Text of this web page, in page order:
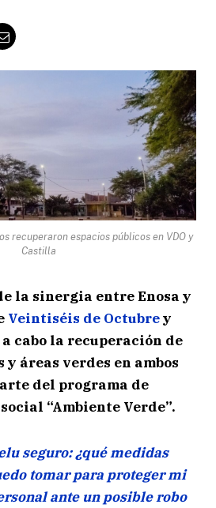
recuperaron espacios públicos en VDO y
Castilla
la sinergia entre Enosa y
Veintiséis de Octubrey
cabo la recuperación de
y áreas verdes en ambos
del programa de
“Ambiente Verde”.
seguro: ¿qué medidas
tomar para proteger mi
ante un posible robo